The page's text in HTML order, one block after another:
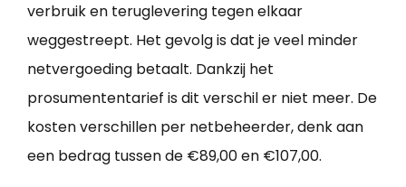
verbruik en teruglevering tegen elkaar
weggestreept. Het gevolg is dat je veel minder
netvergoeding betaalt. Dankzij het
prosumententarief is dit verschil er niet meer. De
kosten verschillen per netbeheerder, denk aan
een bedrag tussen de €89,00 en €107,00.